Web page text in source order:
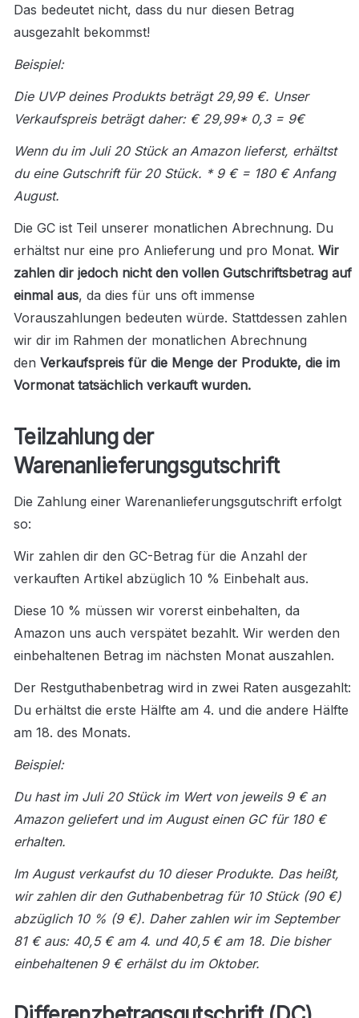
Das bedeutet nicht, dass du nur diesen Betrag
ausgezahlt bekommst!
Beispiel:
Die UVP deines Produkts beträgt 29,99 €. Unser
Verkaufspreis beträgt daher: € 29,99* 0,3 = 9€
Wenn du im Juli 20 Stück an Amazon lieferst, erhältst
du eine Gutschrift für 20 Stück. * 9 € = 180 € Anfang
August.
Die GC ist Teil unserer monatlichen Abrechnung. Du
erhältst nur eine pro Anlieferung und pro Monat. Wir
zahlen dir jedoch nicht den vollen Gutschriftsbetrag auf
einmal aus, da dies für uns oft immense
Vorauszahlungen bedeuten würde. Stattdessen zahlen
wir dir im Rahmen der monatlichen Abrechnung
den Verkaufspreis für die Menge der Produkte, die im
Vormonat tatsächlich verkauft wurden.
Teilzahlung der
Warenanlieferungsgutschrift
Die Zahlung einer Warenanlieferungsgutschrift erfolgt
so:
Wir zahlen dir den GC-Betrag für die Anzahl der
verkauften Artikel abzüglich 10 % Einbehalt aus.
Diese 10 % müssen wir vorerst einbehalten, da
Amazon uns auch verspätet bezahlt. Wir werden den
einbehaltenen Betrag im nächsten Monat auszahlen.
Der Restguthabenbetrag wird in zwei Raten ausgezahlt:
Du erhältst die erste Hälfte am 4. und die andere Hälfte
am 18. des Monats.
Beispiel:
Du hast im Juli 20 Stück im Wert von jeweils 9 € an
Amazon geliefert und im August einen GC für 180 €
erhalten.
Im August verkaufst du 10 dieser Produkte. Das heißt,
wir zahlen dir den Guthabenbetrag für 10 Stück (90 €)
abzüglich 10 % (9 €). Daher zahlen wir im September
81 € aus: 40,5 € am 4. und 40,5 € am 18. Die bisher
einbehaltenen 9 € erhälst du im Oktober.